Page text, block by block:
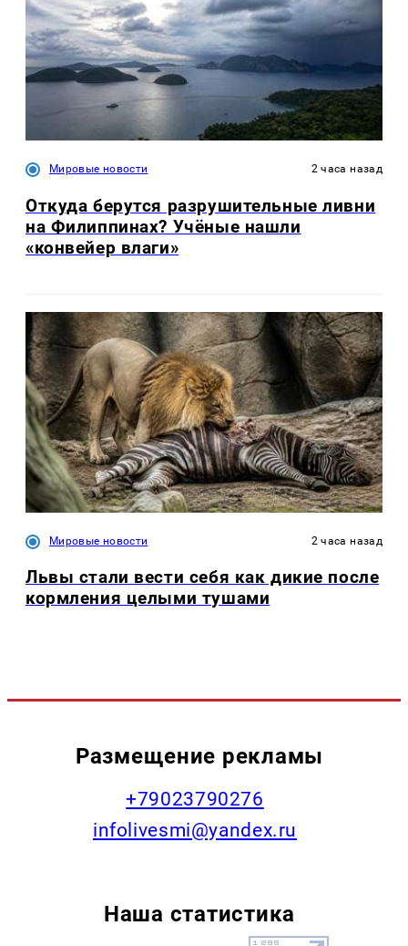
Мировые новости 2 часа назад
Откуда берутся разрушительные ливни
на Филиппинах? Учёные нашли
«конвейер влаги»
Мировые новости 2 часа назад
Львы стали вести себя как дикие после
кормления целыми тушами
Размещение рекламы
+79023790276
infolivesmi@yandex.ru
Наша статистика